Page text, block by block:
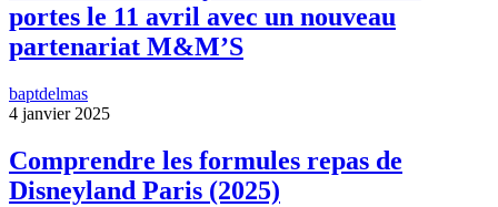
portes le 11 avril avec un nouveau
partenariat M&M’S
baptdelmas
4 janvier 2025
Comprendre les formules repas de
Disneyland Paris (2025)